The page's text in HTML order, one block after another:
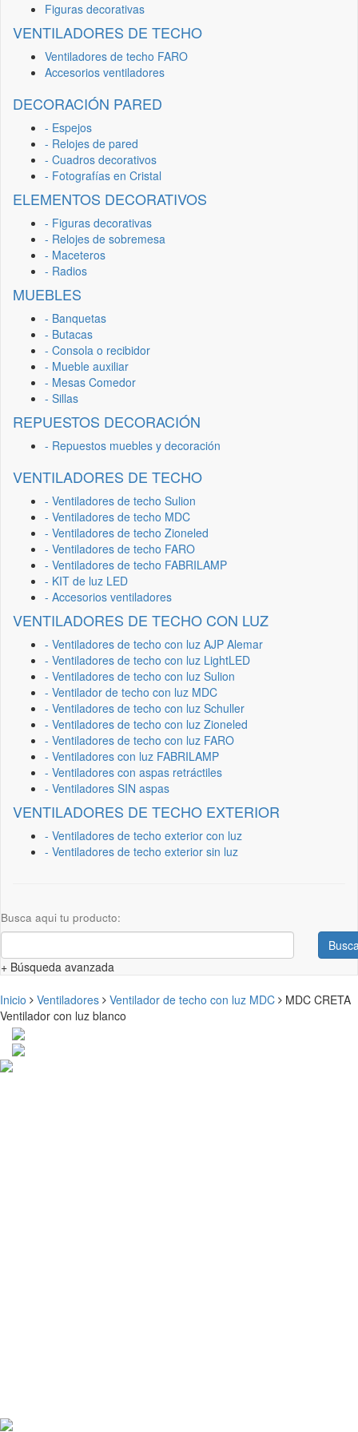
Figuras decorativas
VENTILADORES DE TECHO
Ventiladores de techo FARO
Accesorios ventiladores
DECORACIÓN PARED
- Espejos
- Relojes de pared
- Cuadros decorativos
- Fotografías en Cristal
ELEMENTOS DECORATIVOS
- Figuras decorativas
- Relojes de sobremesa
- Maceteros
- Radios
MUEBLES
- Banquetas
- Butacas
- Consola o recibidor
- Mueble auxiliar
- Mesas Comedor
- Sillas
REPUESTOS DECORACIÓN
- Repuestos muebles y decoración
VENTILADORES DE TECHO
- Ventiladores de techo Sulion
- Ventiladores de techo MDC
- Ventiladores de techo Zioneled
- Ventiladores de techo FARO
- Ventiladores de techo FABRILAMP
- KIT de luz LED
- Accesorios ventiladores
VENTILADORES DE TECHO CON LUZ
- Ventiladores de techo con luz AJP Alemar
- Ventiladores de techo con luz LightLED
- Ventiladores de techo con luz Sulion
- Ventilador de techo con luz MDC
- Ventiladores de techo con luz Schuller
- Ventiladores de techo con luz Zioneled
- Ventiladores de techo con luz FARO
- Ventiladores con luz FABRILAMP
- Ventiladores con aspas retráctiles
- Ventiladores SIN aspas
VENTILADORES DE TECHO EXTERIOR
- Ventiladores de techo exterior con luz
- Ventiladores de techo exterior sin luz
Busca aqui tu producto:
+ Búsqueda avanzada
Inicio Ventiladores Ventilador de techo con luz MDC
MDC CRETA
Ventilador con luz blanco